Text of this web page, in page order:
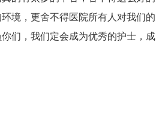
境，更舍不得医院所有人对我们的
们，我们定会成为优秀的护士，成